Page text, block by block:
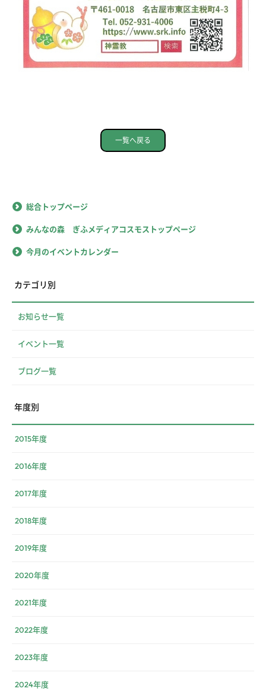
一覧へ戻る
総合トップページ
みんなの森 ぎふメディアコスモストップページ
今月のイベントカレンダー
カテゴリ別
お知らせ一覧
イベント一覧
ブログ一覧
年度別
2015年度
2016年度
2017年度
2018年度
2019年度
2020年度
2021年度
2022年度
2023年度
2024年度